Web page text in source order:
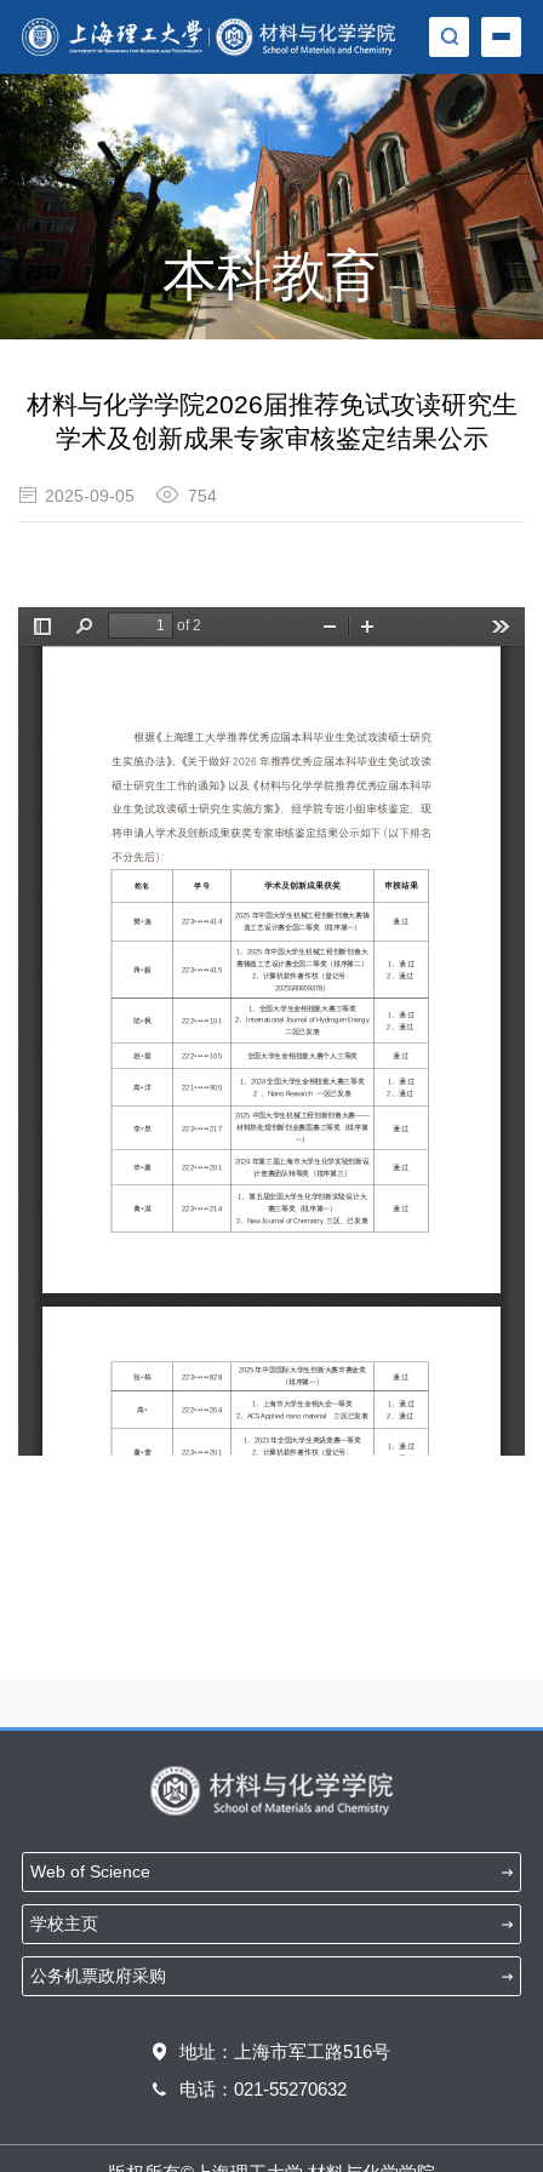
本科教育
材料与化学学院2026届推荐免试攻读研究生
学术及创新成果专家审核鉴定结果公示
2025-09-05 754
Web of Science
学校主页
公务机票政府采购
地址：上海市军工路516号
电话：021-55270632